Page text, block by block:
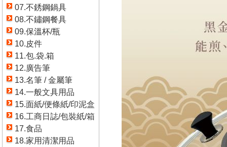
07.不銹鋼鍋具
08.不鏽鋼餐具
09.保溫杯/瓶
10.皮件
11.包.袋.箱
12.廣告筆
13.名筆 / 金屬筆
14.一般文具用品
15.面紙/便條紙/印泥盒
16.工商日誌/包裝紙/箱
17.食品
18.家用清潔用品